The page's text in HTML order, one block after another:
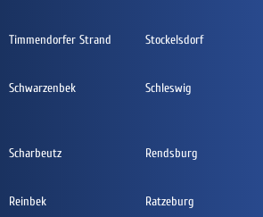
Timmendorfer Strand Stockelsdorf
Schwarzenbek Schleswig
Scharbeutz Rendsburg
Reinbek Ratzeburg